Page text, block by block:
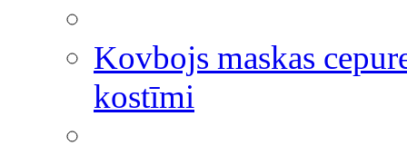
Kovbojs maskas
kostīmi